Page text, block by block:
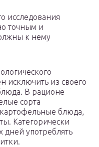
исследования
точным и
к нему
исключить из своего
В рационе
сорта
блюда,
Категорически
дней употреблять